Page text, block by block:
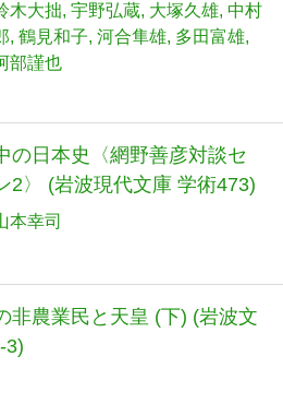
木大拙 宇野弘蔵 大塚久雄 中村
鶴見和子 河合隼雄 多田富雄
部謹也
の日本史〈網野善彦対談セ
2〉 (岩波現代文庫 学術473)
本幸司
非農業民と天皇 (下) (岩波文
3)